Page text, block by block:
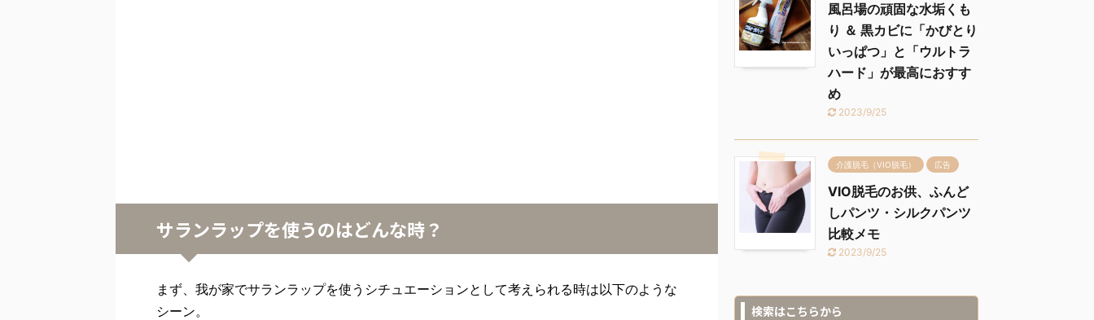
サランラップを使うのはどんな時？
まず、我が家でサランラップを使うシチュエーションとして考えられる時は以下のような
シーン。
風呂場の頑固な水垢くも
り ＆ 黒カビに「かびとり
いっぱつ」と「ウルトラ
ハード」が最高におすす
め
2023/9/25
介護脱毛（VIO脱毛） 広告
VIO脱毛のお供、ふんど
しパンツ・シルクパンツ
比較メモ
2023/9/25
検索はこちらから